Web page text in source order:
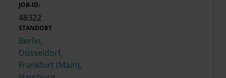
JOB-ID:
48322
STANDORT
Berlin,
Düsseldorf,
Frankfurt (Main),